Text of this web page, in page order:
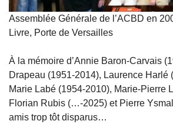
Assemblée Générale de l’ACBD en
Livre, Porte de Versailles
À la mémoire d’Annie Baron-Carvais
Drapeau (1951-2014), Laurence Harlé
Marie Labé (1954-2010), Marie-Pierre
Florian Rubis (…-2025) et Pierre
amis trop tôt disparus…